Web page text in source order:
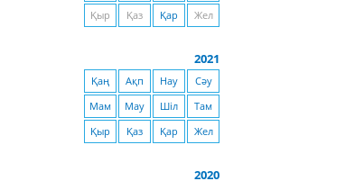
Қыр
Қаз Қар Жел
2021
Қаң Ақп Нау
Сәу
Мам
Мау Шіл
Там
Қыр
Қаз Қар Жел
2020